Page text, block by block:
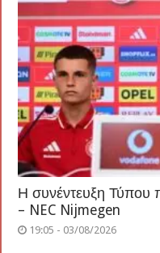
Η συνέντευξη Τύπου
– NEC Nijmegen
19:05 - 03/08/2026